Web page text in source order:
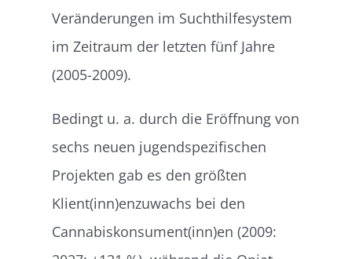
Veränderungen im Suchthilfesystem
im Zeitraum der letzten fünf Jahre
(2005-2009).
Bedingt u. a. durch die Eröffnung von
sechs neuen jugendspezifischen
Projekten gab es den größten
Klient(inn)enzuwachs bei den
Cannabiskonsument(inn)en (2009: